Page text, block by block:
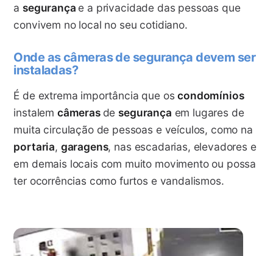
a segurança e a privacidade das pessoas que
convivem no local no seu cotidiano.
Onde as câmeras de segurança devem ser
instaladas?
É de extrema importância que oscondomínios
instalem câmeras de segurança em lugares de
muita circulação de pessoas e veículos, como na
portaria, garagens, nas escadarias, elevadores e
em demais locais com muito movimento ou possa
ter ocorrências como furtos e vandalismos.